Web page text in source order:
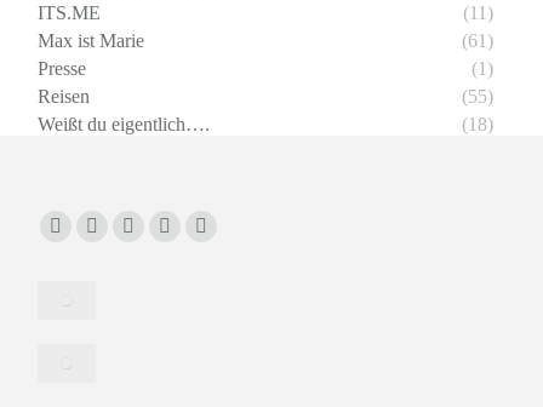
ITS.ME
(11)
Max ist Marie
(61)
Presse
(1)
Reisen
(55)
Weißt du eigentlich….
(18)